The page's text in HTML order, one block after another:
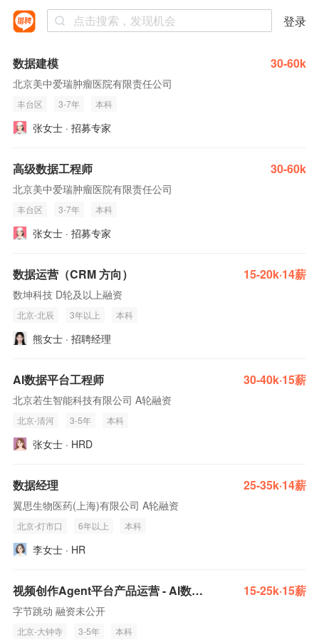
登录
数据建模 30-60k
北京美中爱瑞肿瘤医院有限责任公司
丰台区 3-7年 本科
张女士 · 招募专家
高级数据工程师 30-60k
北京美中爱瑞肿瘤医院有限责任公司
丰台区 3-7年 本科
张女士 · 招募专家
数据运营（CRM 方向） 15-20k·14薪
数坤科技 D轮及以上融资
北京-北辰 3年以上 本科
熊女士 · 招聘经理
AI数据平台工程师 30-40k·15薪
北京若生智能科技有限公司 A轮融资
北京-清河 3-5年 本科
张女士 · HRD
数据经理 25-35k·14薪
翼思生物医药(上海)有限公司 A轮融资
北京-灯市口 6年以上 本科
李女士 · HR
视频创作Agent平台产品运营 - AI数据与安全 15-25k·15薪
字节跳动 融资未公开
北京-大钟寺 3-5年 本科